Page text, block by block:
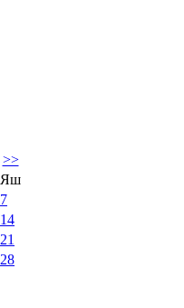
>>
Яш
7
14
21
28